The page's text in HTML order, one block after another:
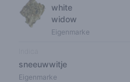
white
widow
Eigenmarke
sneeuwwitje
Eigenmarke